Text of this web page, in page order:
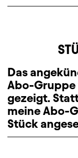
Das
Abo-
gezeigt.
meine Abo-
Stück